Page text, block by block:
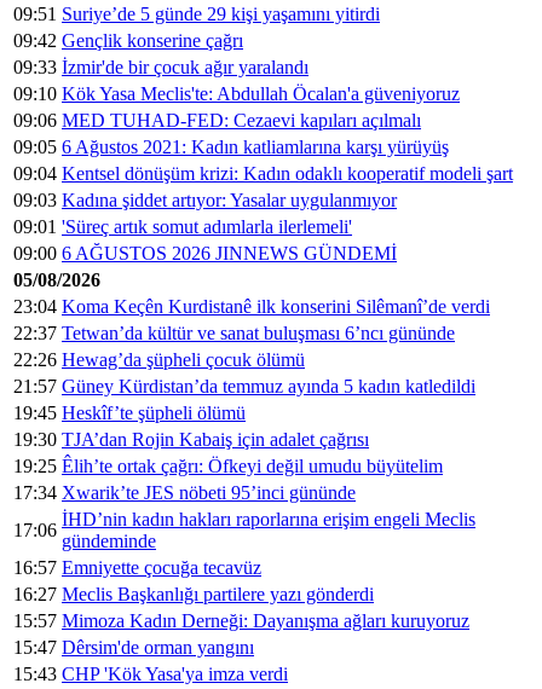
09:51 Suriye’de 5 günde 29 kişi yaşamını yitirdi
09:42 Gençlik konserine çağrı
09:33 İzmir'de bir çocuk ağır yaralandı
09:10 Kök Yasa Meclis'te: Abdullah Öcalan'a güveniyoruz
09:06 MED TUHAD-FED: Cezaevi kapıları açılmalı
09:05 6 Ağustos 2021: Kadın katliamlarına karşı yürüyüş
09:04 Kentsel dönüşüm krizi: Kadın odaklı kooperatif modeli şart
09:03 Kadına şiddet artıyor: Yasalar uygulanmıyor
09:01 'Süreç artık somut adımlarla ilerlemeli'
09:00 6 AĞUSTOS 2026 JINNEWS GÜNDEMİ
05/08/2026
23:04 Koma Keçên Kurdistanê ilk konserini Silêmanî’de verdi
22:37 Tetwan’da kültür ve sanat buluşması 6’ncı gününde
22:26 Hewag’da şüpheli çocuk ölümü
21:57 Güney Kürdistan’da temmuz ayında 5 kadın katledildi
19:45 Heskîf’te şüpheli ölümü
19:30 TJA’dan Rojin Kabaiş için adalet çağrısı
19:25 Êlih’te ortak çağrı: Öfkeyi değil umudu büyütelim
17:34 Xwarik’te JES nöbeti 95’inci gününde
17:06
İHD’nin kadın hakları raporlarına erişim engeli Meclis
gündeminde
16:57 Emniyette çocuğa tecavüz
16:27 Meclis Başkanlığı partilere yazı gönderdi
15:57 Mimoza Kadın Derneği: Dayanışma ağları kuruyoruz
15:47 Dêrsim'de orman yangını
15:43 CHP 'Kök Yasa'ya imza verdi